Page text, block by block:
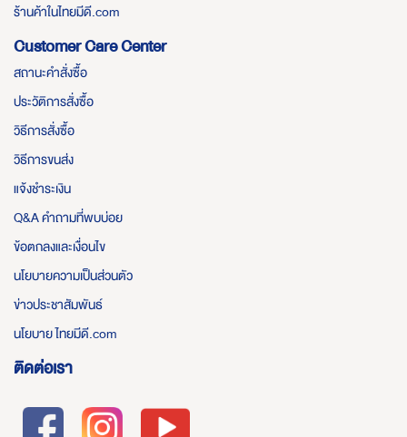
ร้านค้าในไทยมีดี.com
Customer Care Center
สถานะคำสั่งซื้อ
ประวัติการสั่งซื้อ
วิธีการสั่งซื้อ
วิธีการขนส่ง
แจ้งชำระเงิน
Q&A คำถามที่พบบ่อย
ข้อตกลงและเงื่อนไข
นโยบายความเป็นส่วนตัว
ข่าวประชาสัมพันธ์
นโยบาย ไทยมีดี.com
ติดต่อเรา